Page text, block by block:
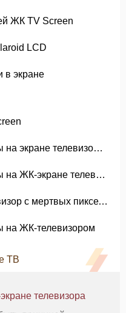
ЖК TV Screen
LCD
в экране
Как исправить царапины на экране телевизора Олевия ЖК
Как исправить царапины на ЖК-экране телевизора
Как исправить ЖК-телевизор с мертвых пикселей
на ЖК-телевизором
ТВ
телевизора